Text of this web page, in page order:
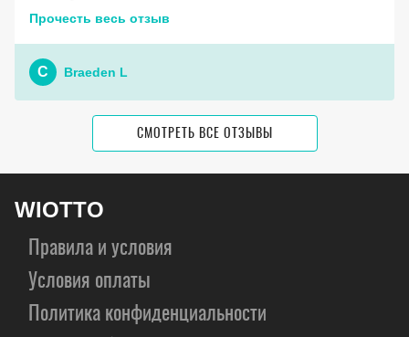
Прочесть весь отзыв
C Braeden L
СМОТРЕТЬ ВСЕ ОТЗЫВЫ
WIOTTO
Правила и условия
Условия оплаты
Политика конфиденциальности